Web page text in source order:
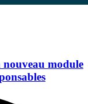
nouveau module